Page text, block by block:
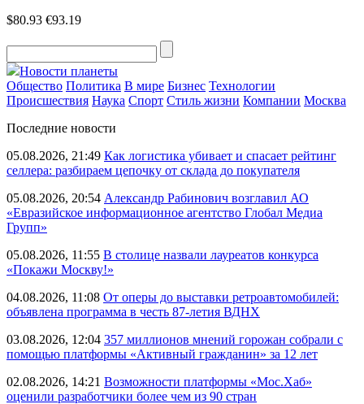
$80.93 €93.19
Новости планеты
Общество Политика В мире Бизнес Технологии
Происшествия Наука Спорт Стиль жизни Компании Москва
Последние новости
05.08.2026, 21:49 Как логистика убивает и спасает рейтинг
селлера: разбираем цепочку от склада до покупателя
05.08.2026, 20:54 Александр Рабинович возглавил АО
«Евразийское информационное агентство Глобал Медиа
Групп»
05.08.2026, 11:55 В столице назвали лауреатов конкурса
«Покажи Москву!»
04.08.2026, 11:08 От оперы до выставки ретроавтомобилей:
объявлена программа в честь 87-летия ВДНХ
03.08.2026, 12:04 357 миллионов мнений горожан собрали с
помощью платформы «Активный гражданин» за 12 лет
02.08.2026, 14:21 Возможности платформы «Мос.Хаб»
оценили разработчики более чем из 90 стран